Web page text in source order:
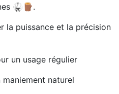
🥋🪵.
la puissance et la précision
un usage régulier
naturel